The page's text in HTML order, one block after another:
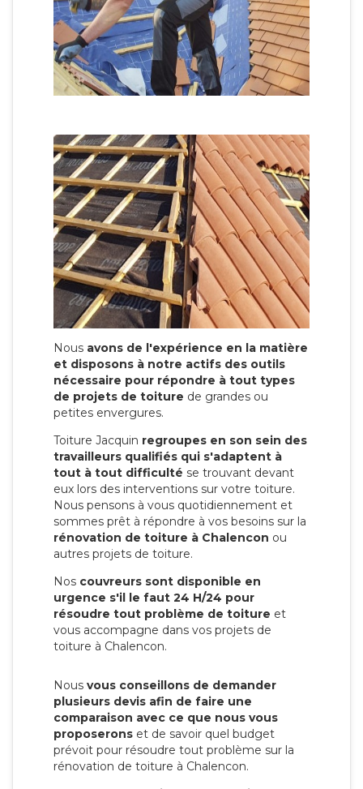
Nous avons de l'expérience en la matière
et disposons à notre actifs des outils
nécessaire pour répondre à tout types
de projets de toiture de grandes ou
petites envergures.
Toiture Jacquin regroupes en son sein des
travailleurs qualifiés qui s'adaptent à
tout à tout difficulté se trouvant devant
eux lors des interventions sur votre toiture.
Nous pensons à vous quotidiennement et
sommes prêt à répondre à vos besoins sur la
rénovation de toiture à Chalencon ou
autres projets de toiture.
Nos couvreurs sont disponible en
urgence s'il le faut 24 H/24 pour
résoudre tout problème de toiture et
vous accompagne dans vos projets de
toiture à Chalencon.
Nous vous conseillons de demander
plusieurs devis afin de faire une
comparaison avec ce que nous vous
proposerons et de savoir quel budget
prévoit pour résoudre tout problème sur la
rénovation de toiture à Chalencon.